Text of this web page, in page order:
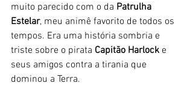
muito parecido com o da Patrulha
Estelar, meu animê favorito de todos os
tempos. Era uma história sombria e
triste sobre o pirata Capitão Harlock e
seus amigos contra a tirania que
dominou a Terra.